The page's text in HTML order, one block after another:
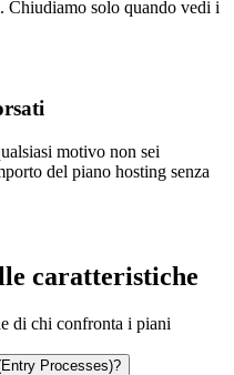
Chiudiamo solo quando vedi i
motivo non sei
del piano hosting senza
caratteristiche
di chi confronta i piani
Processes)?